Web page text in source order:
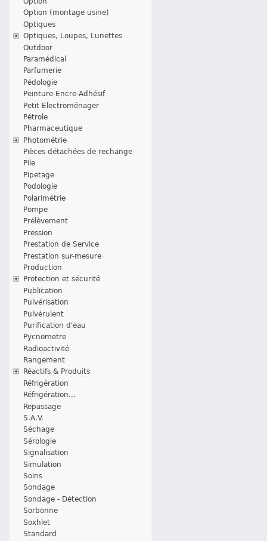
Option (montage usine)
Optiques
Optiques, Loupes, Lunettes
Outdoor
Paramédical
Parfumerie
Pédologie
Peinture-Encre-Adhésif
Petit Electroménager
Pétrole
Pharmaceutique
Photométrie
Pièces détachées de rechange
Pile
Pipetage
Podologie
Polarimétrie
Pompe
Prélèvement
Pression
Prestation de Service
Prestation sur-mesure
Production
Protection et sécurité
Publication
Pulvérisation
Pulvérulent
Purification d'eau
Pycnometre
Radioactivité
Rangement
Réactifs & Produits
Réfrigération
Réfrigération...
Repassage
S.A.V.
Séchage
Sérologie
Signalisation
Simulation
Soins
Sondage
Sondage - Détection
Sorbonne
Soxhlet
Standard